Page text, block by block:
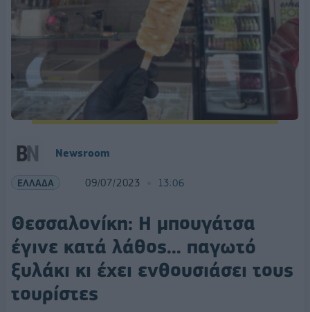
Newsroom
ΕΛΛΑΔΑ 09/07/2023 13:06
Θεσσαλονίκη: Η μπουγάτσα
έγινε κατά λάθος... παγωτό
ξυλάκι κι έχει ενθουσιάσει τους
τουρίστες